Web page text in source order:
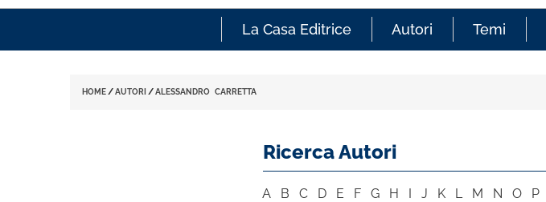
La Casa Editrice Autori Temi
HOME /AUTORI /ALESSANDRO CARRETTA
Ricerca Autori
A B C D E F G H I J K L M N O P